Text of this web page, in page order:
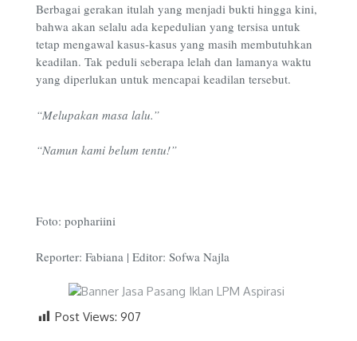
Berbagai gerakan itulah yang menjadi bukti hingga kini,
bahwa akan selalu ada kepedulian yang tersisa untuk
tetap mengawal kasus-kasus yang masih membutuhkan
keadilan. Tak peduli seberapa lelah dan lamanya waktu
yang diperlukan untuk mencapai keadilan tersebut.
“Melupakan masa lalu.”
“Namun kami belum tentu!”
Foto: pophariini
Reporter: Fabiana | Editor: Sofwa Najla
Post Views: 907